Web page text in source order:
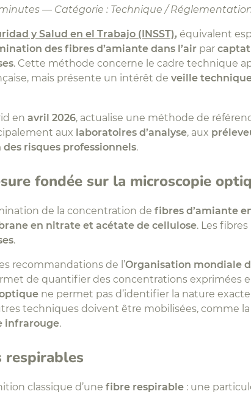
— Catégorie : Technique /
y Salud en el Trabajo (INSST), équivalent
des fibres d’amiante dans l’air par
. Cette méthode concerne le cadre technique
mais présente un intérêt de veille
en avril 2026, actualise une méthode de
aux laboratoires d’analyse, aux
risques professionnels.
fondée sur la microscopie
de la concentration de fibres d’amiante
en nitrate et acétate de cellulose. Les
.
recommandations de l’Organisation mondiale
de quantifier des concentrations exprimées
ne permet pas d’identifier la nature
techniques doivent être mobilisées, comme la
infrarouge.
respirables
classique d’une fibre respirable : une